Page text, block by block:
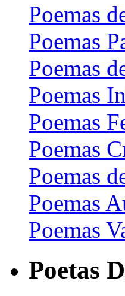
Poemas
Poemas
Poemas
Poemas
Poemas
Poemas
Poemas
Poemas
Poemas
Poetas